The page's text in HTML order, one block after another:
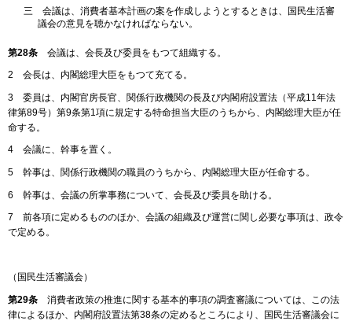
三 会議は、消費者基本計画の案を作成しようとするときは、国民生活審
議会の意見を聴かなければならない。
第28条 会議は、会長及び委員をもつて組織する。
2 会長は、内閣総理大臣をもつて充てる。
3 委員は、内閣官房長官、関係行政機関の長及び内閣府設置法（平成11年法
律第89号）第9条第1項に規定する特命担当大臣のうちから、内閣総理大臣が任
命する。
4 会議に、幹事を置く。
5 幹事は、関係行政機関の職員のうちから、内閣総理大臣が任命する。
6 幹事は、会議の所掌事務について、会長及び委員を助ける。
7 前各項に定めるもののほか、会議の組織及び運営に関し必要な事項は、政令
で定める。
（国民生活審議会）
第29条 消費者政策の推進に関する基本的事項の調査審議については、この法
律によるほか、内閣府設置法第38条の定めるところにより、国民生活審議会に